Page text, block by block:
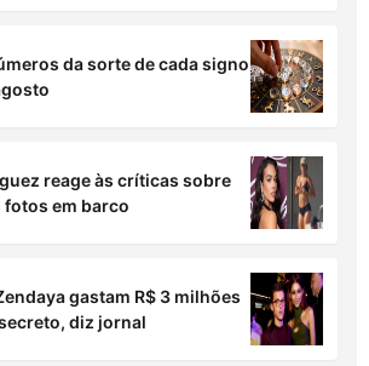
da sorte de cada signo
reage às críticas sobre
em barco
gastam R$ 3 milhões
diz jornal